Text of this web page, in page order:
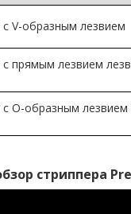
с V-образным лезвием
с прямым лезвием
с O-образным лезвием
стриппера